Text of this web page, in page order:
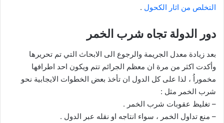
التخلص من اثار الكحول .
دور الدولة تجاه شرب الخمر
بعد زيادة معدل الجريمة والرجوع الى الابحاث التي تم تحريرها
وأكدت اكثر من مرة ان معظم الجرائم تتم ويكون احد اطرافها
مخموراُ ، لذا على كل الدول ان تأخذ بعض الخطوات الايجابية نحو
شرب الخمر مثل :
– تغليظ عقوبات شرب الخمر .
– منع تداول الخمر ، سواء انتاجه او نقله عبر الدول .